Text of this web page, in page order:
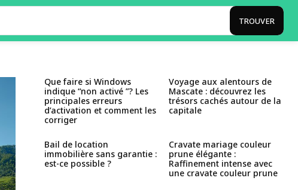
TROUVER
Que faire si Windows
indique “non activé ”? Les
principales erreurs
d’activation et comment les
corriger
Voyage aux alentours de
Mascate : découvrez les
trésors cachés autour de la
capitale
Bail de location
immobilière sans garantie :
est-ce possible ?
Cravate mariage couleur
prune élégante :
Raffinement intense avec
une cravate couleur prune